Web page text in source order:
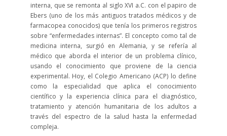
interna, que se remonta al siglo XVI a.C. con el papiro de
Ebers (uno de los más antiguos tratados médicos y de
farmacopea conocidos) que tenía los primeros registros
sobre “enfermedades internas”. El concepto como tal de
medicina interna, surgió en Alemania, y se refería al
médico que aborda el interior de un problema clínico,
usando el conocimiento que proviene de la ciencia
experimental. Hoy, el Colegio Americano (ACP) lo define
como la especialidad que aplica el conocimiento
científico y la experiencia clínica para el diagnóstico,
tratamiento y atención humanitaria de los adultos a
través del espectro de la salud hasta la enfermedad
compleja.